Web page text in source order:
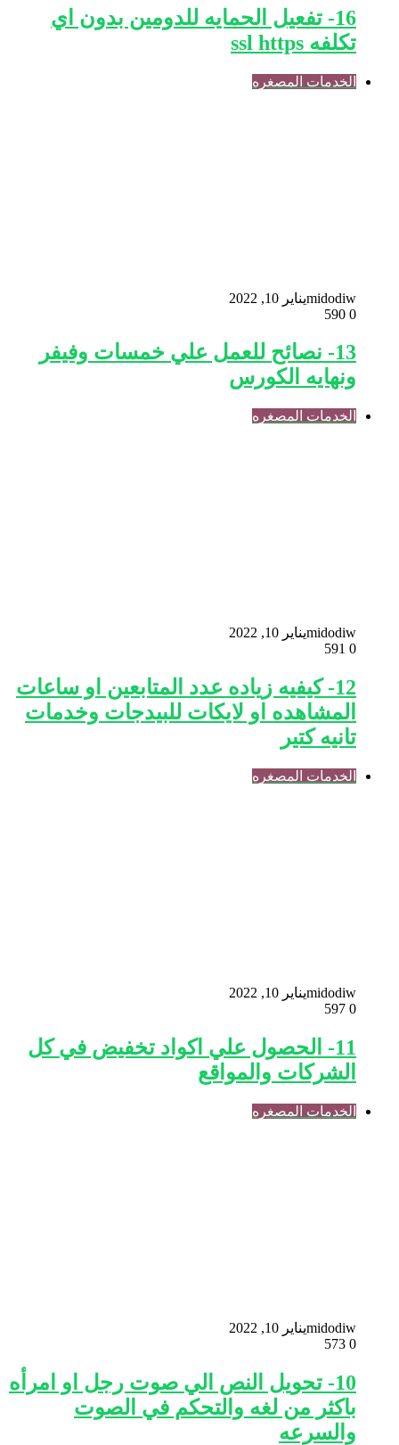
16- تفعيل الحمايه للدومين بدون اي
تكلفه ssl https
الخدمات المصغره
midodiwيناير 10, 2022
0
13- نصائح للعمل علي خمسات وفيفر
ونهايه الكورس
الخدمات المصغره
midodiwيناير 10, 2022
0
12- كيفيه زياده عدد المتابعين او ساعات
المشاهده او لايكات للبيدجات وخدمات
تانيه كتير
الخدمات المصغره
midodiwيناير 10, 2022
0
11- الحصول علي اكواد تخفيض في كل
الشركات والمواقع
الخدمات المصغره
midodiwيناير 10, 2022
0
10- تحويل النص الي صوت رجل او امرأه
باكثر من لغه والتحكم في الصوت
والسرعه